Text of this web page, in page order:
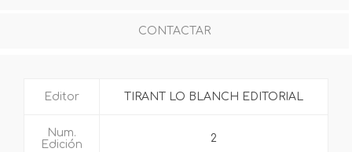
CONTACTAR
Editor TIRANT LO BLANCH EDITORIAL
Num.
Edición
2